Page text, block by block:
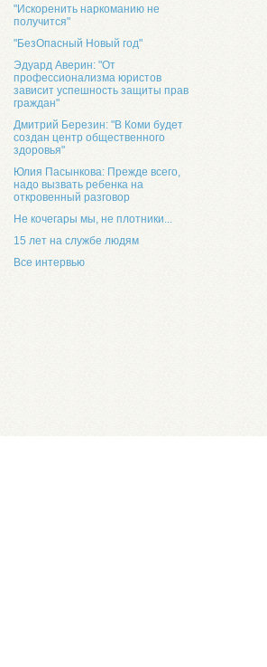
"Искоренить наркоманию не
получится"
"БезОпасный Новый год"
Эдуард Аверин: "От
профессионализма юристов
зависит успешность защиты прав
граждан"
Дмитрий Березин: "В Коми будет
создан центр общественного
здоровья"
Юлия Пасынкова: Прежде всего,
надо вызвать ребенка на
откровенный разговор
Не кочегары мы, не плотники...
15 лет на службе людям
Все интервью